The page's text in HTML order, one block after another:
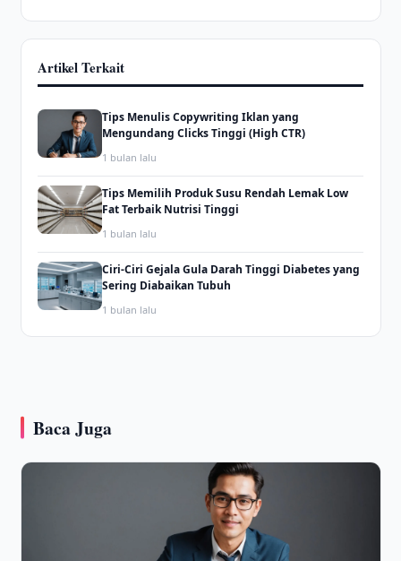
Artikel Terkait
Tips Menulis Copywriting Iklan yang
Mengundang Clicks Tinggi (High CTR)
1 bulan lalu
Tips Memilih Produk Susu Rendah Lemak Low
Fat Terbaik Nutrisi Tinggi
1 bulan lalu
Ciri-Ciri Gejala Gula Darah Tinggi Diabetes yang
Sering Diabaikan Tubuh
1 bulan lalu
Baca Juga